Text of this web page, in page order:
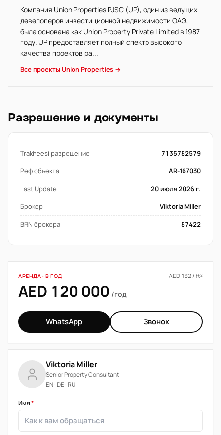
Компания Union Properties PJSC (UP), один из ведущих
девелоперов инвестиционной недвижимости ОАЭ,
была основана как Union Property Private Limited в 1987
году. UP предоставляет полный спектр высокого
качества проектов ра...
Все проекты Union Properties →
Разрешение и документы
Trakheesi разрешение
7135782579
Реф объекта
AR-167030
Last Update
20 июля 2026 г.
Брокер
Viktoria Miller
BRN брокера
87422
АРЕНДА · В ГОД AED 132 / ft²
AED 120 000 /год
WhatsApp Звонок
Viktoria Miller
Senior Property Consultant
EN · DE · RU
Имя*